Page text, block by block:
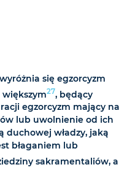
się egzorcyzm
27, będący
egzorcyzm mający na
lub uwolnienie od ich
duchowej władzy, jaką
błaganiem lub
sakramentaliów, a